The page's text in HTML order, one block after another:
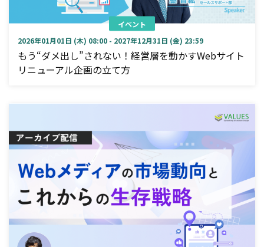
イベント
2026年01月01日 (木) 08:00 - 2027年12月31日 (金) 23:59
もう“ダメ出し”されない！経営層を動かすWebサイト
リニューアル企画の立て方